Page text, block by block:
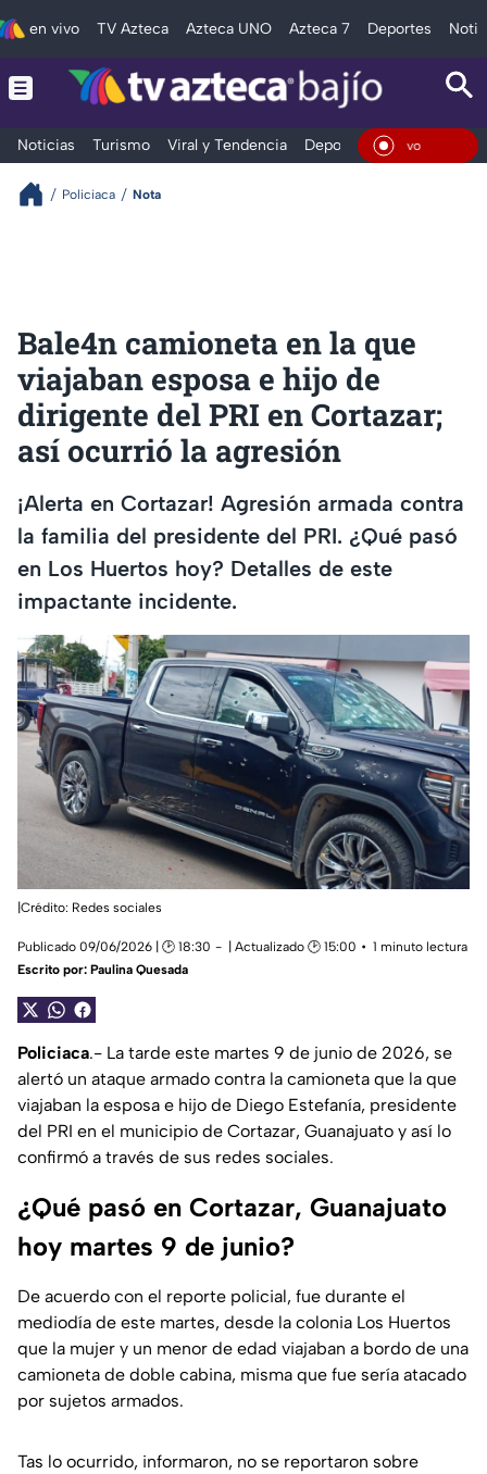
en vivo TV Azteca Azteca UNO Azteca 7 Deportes
Noticias Turismo Viral y Tendencia Deportes Espectáculos
En
Policiaca Nota
Bale4n camioneta en la que
viajaban esposa e hijo de
dirigente del PRI en Cortazar;
así ocurrió la agresión
¡Alerta en Cortazar! Agresión armada contra
la familia del presidente del PRI. ¿Qué pasó
en Los Huertos hoy? Detalles de este
impactante incidente.
|Crédito: Redes sociales
Publicado 09/06/2026 | 🕑 18:30 | Actualizado 🕑 15:00
1 minuto lectura
Escrito por: Paulina Quesada
Policiaca.- La tarde este martes 9 de junio de 2026, se
alertó un ataque armado contra la camioneta que la que
viajaban la esposa e hijo de Diego Estefanía, presidente
del PRI en el municipio de Cortazar, Guanajuato y así lo
confirmó a través de sus redes sociales.
¿Qué pasó en Cortazar, Guanajuato
hoy martes 9 de junio?
De acuerdo con el reporte policial, fue durante el
mediodía de este martes, desde la colonia Los Huertos
que la mujer y un menor de edad viajaban a bordo de una
camioneta de doble cabina, misma que fue sería atacado
por sujetos armados.
Tas lo ocurrido, informaron, no se reportaron sobre